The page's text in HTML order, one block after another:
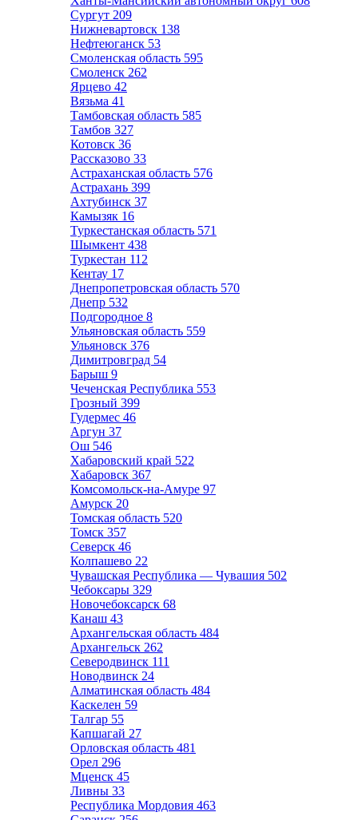
Сургут 209
Нижневартовск 138
Нефтеюганск 53
Смоленская область 595
Смоленск 262
Ярцево 42
Вязьма 41
Тамбовская область 585
Тамбов 327
Котовск 36
Рассказово 33
Астраханская область 576
Астрахань 399
Ахтубинск 37
Камызяк 16
Туркестанская область 571
Шымкент 438
Туркестан 112
Кентау 17
Днепропетровская область 570
Днепр 532
Подгородное 8
Ульяновская область 559
Ульяновск 376
Димитровград 54
Барыш 9
Чеченская Республика 553
Грозный 399
Гудермес 46
Аргун 37
Ош 546
Хабаровский край 522
Хабаровск 367
Комсомольск-на-Амуре 97
Амурск 20
Томская область 520
Томск 357
Северск 46
Колпашево 22
Чувашская Республика — Чувашия 502
Чебоксары 329
Новочебоксарск 68
Канаш 43
Архангельская область 484
Архангельск 262
Северодвинск 111
Новодвинск 24
Алматинская область 484
Каскелен 59
Талгар 55
Капшагай 27
Орловская область 481
Орел 296
Мценск 45
Ливны 33
Республика Мордовия 463